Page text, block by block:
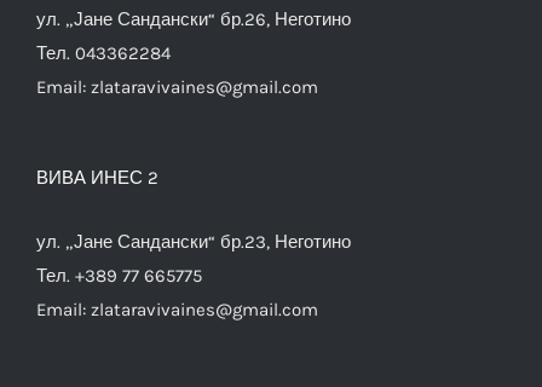
ул. „Јане Сандански“ бр.26, Неготино
Тел. 043362284
Email: zlataravivaines@gmail.com
ВИВА ИНЕС 2
ул. „Јане Сандански“ бр.23, Неготино
Тел. +389 77 665775
Email: zlataravivaines@gmail.com